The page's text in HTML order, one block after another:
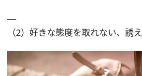
（2）好きな態度を取れない、誘